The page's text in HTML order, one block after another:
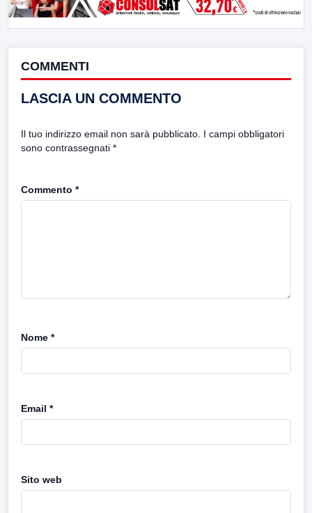
COMMENTI
LASCIA UN COMMENTO
Il tuo indirizzo email non sarà pubblicato. I campi obbligatori
sono contrassegnati *
Commento *
Nome *
Email *
Sito web